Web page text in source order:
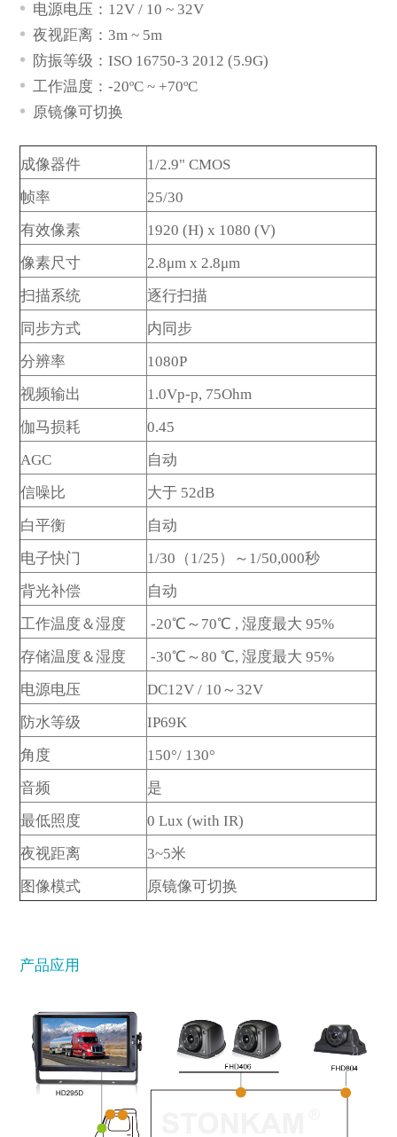
描述*
电源电压：12V / 10 ~ 32V
夜视距离：3m ~ 5m
防振等级：ISO 16750-3 2012 (5.9G)
工作温度：-20ºC~ +70ºC
原镜像可切换
成像器件
1/2.9" CMOS
帧率
25/30
有效像素
1920 (H) x 1080 (V)
像素尺寸
2.8μm x 2.8μm
扫描系统
逐行扫描
同步方式
内同步
分辨率
1080P
视频输出
1.0Vp-p, 75Ohm
伽马损耗
0.45
AGC
自动
信噪比
大于 52dB
白平衡
自动
电子快门
1/30（1/25）～1/50,000秒
背光补偿
自动
工作温度＆湿度
-20℃～70℃ , 湿度最大 95%
存储温度＆湿度
-30℃～80 ℃, 湿度最大 95%
电源电压
DC12V / 10 ～32V
防水等级
IP69K
角度
150°/ 130°
音频
是
最低照度
0 Lux (with IR)
夜视距离
3~5米
图像模式
原镜像可切换
产品应用